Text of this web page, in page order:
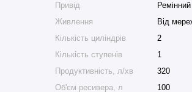
Привід
Ремінний
Живлення
Від
Кількість циліндрів
2
Кількість ступенів
1
Продуктивність, л/хв
320
Об'єм ресивера, л
100